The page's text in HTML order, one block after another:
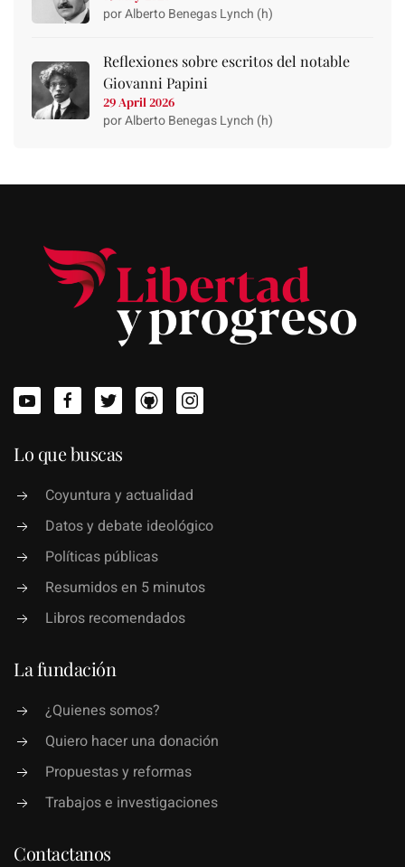
por Alberto Benegas Lynch (h)
Reflexiones sobre escritos del notable
Giovanni Papini
29 April 2026
por Alberto Benegas Lynch (h)
Lo que buscas
Coyuntura y actualidad
Datos y debate ideológico
Políticas públicas
Resumidos en 5 minutos
Libros recomendados
La fundación
¿Quienes somos?
Quiero hacer una donación
Propuestas y reformas
Trabajos e investigaciones
Contactanos